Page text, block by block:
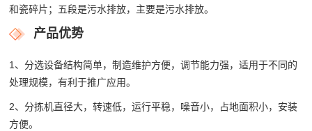
和瓷碎片；五段是污水排放，主要是污水排放。
产品优势
1、分选设备结构简单，制造维护方便，调节能力强，适用于不同的
处理规模，有利于推广应用。
2、分拣机直径大，转速低，运行平稳，噪音小，占地面积小，安装
方便。